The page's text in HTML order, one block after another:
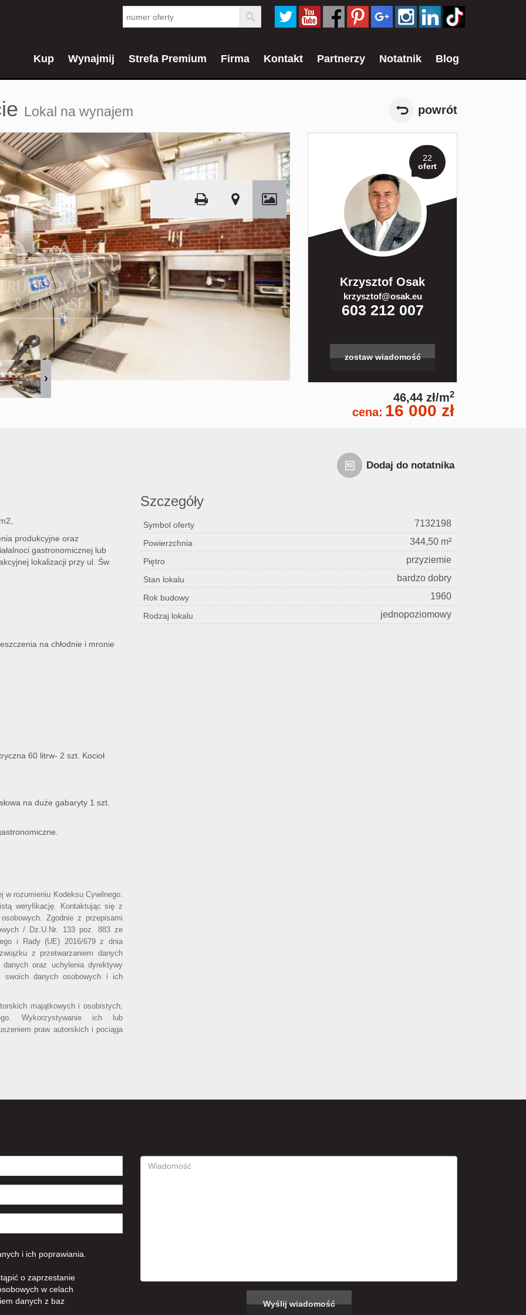
Kup Wynajmij Strefa Premium Firma Kontakt Partnerzy Notatnik Blog
Lokal na wynajem powrót
22
ofert
Krzysztof Osak
krzysztof@osak.eu
603 212 007
zostaw wiadomość
46,44 zł/m2
cena: 16 000 zł
Dodaj do notatnika
produkcyjne oraz
gastronomicznej lub
lokalizacji przy ul. Św
na chłodnie i mronie
60 litrw- 2 szt. Kocioł
na duże gabaryty 1 szt.
w rozumieniu Kodeksu Cywilnego.
weryfikację. Kontaktując się z
Zgodnie z przepisami
/ Dz.U.Nr. 133 poz. 883 ze
i Rady (UE) 2016/679 z dnia
z przetwarzaniem danych
oraz uchylenia dyrektywy
swoich danych osobowych i ich
majątkowych i osobistych,
Wykorzystywanie ich lub
praw autorskich i pociąga
Szczegóły
Symbol oferty 7132198
Powierzchnia 344,50 m²
Piętro przyziemie
Stan lokalu bardzo dobry
Rok budowy 1960
Rodzaj lokalu jednopoziomowy
i ich poprawiania.
o zaprzestanie
w celach
danych z baz